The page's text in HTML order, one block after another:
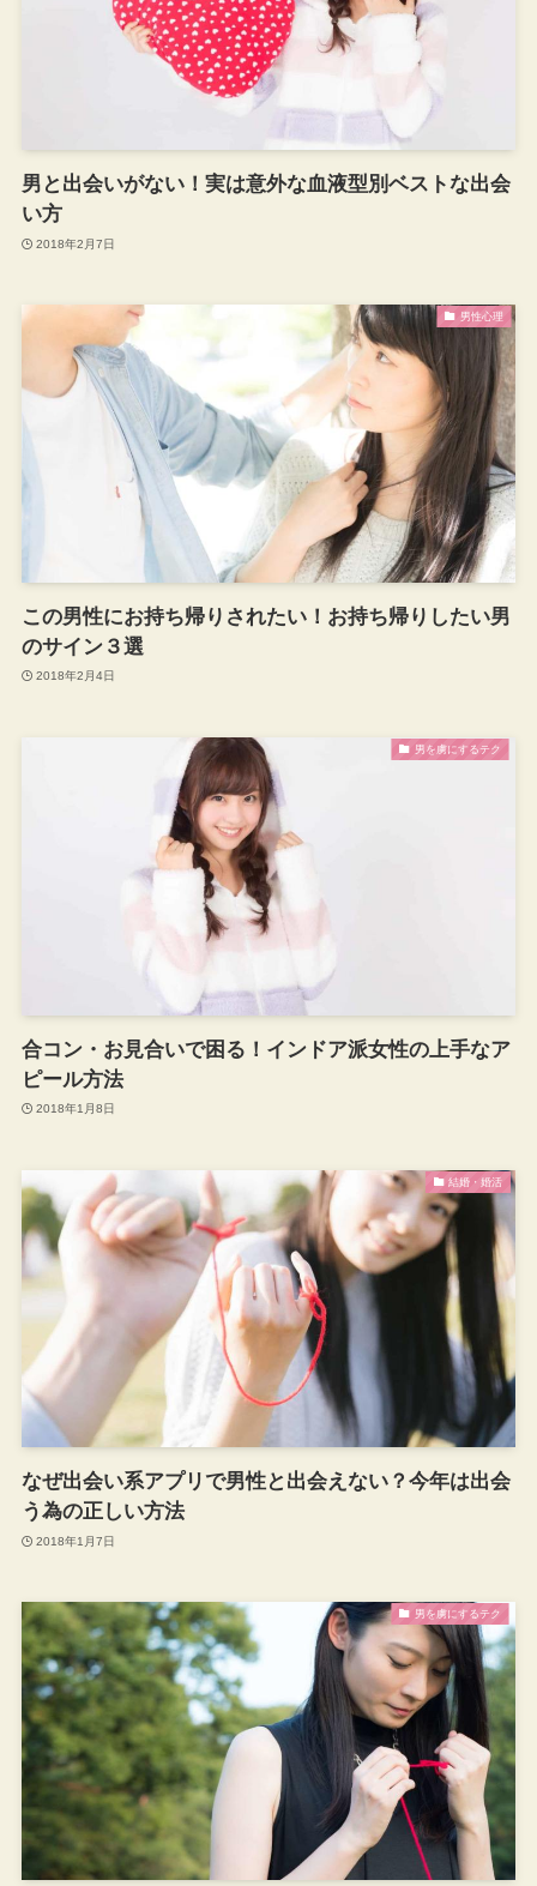
男と出会いがない！実は意外な血液型別ベストな出会
い方
2018年2月7日
男性心理
この男性にお持ち帰りされたい！お持ち帰りしたい男
のサイン３選
2018年2月4日
男を虜にするテク
合コン・お見合いで困る！インドア派女性の上手なア
ピール方法
2018年1月8日
結婚・婚活
なぜ出会い系アプリで男性と出会えない？今年は出会
う為の正しい方法
2018年1月7日
男を虜にするテク